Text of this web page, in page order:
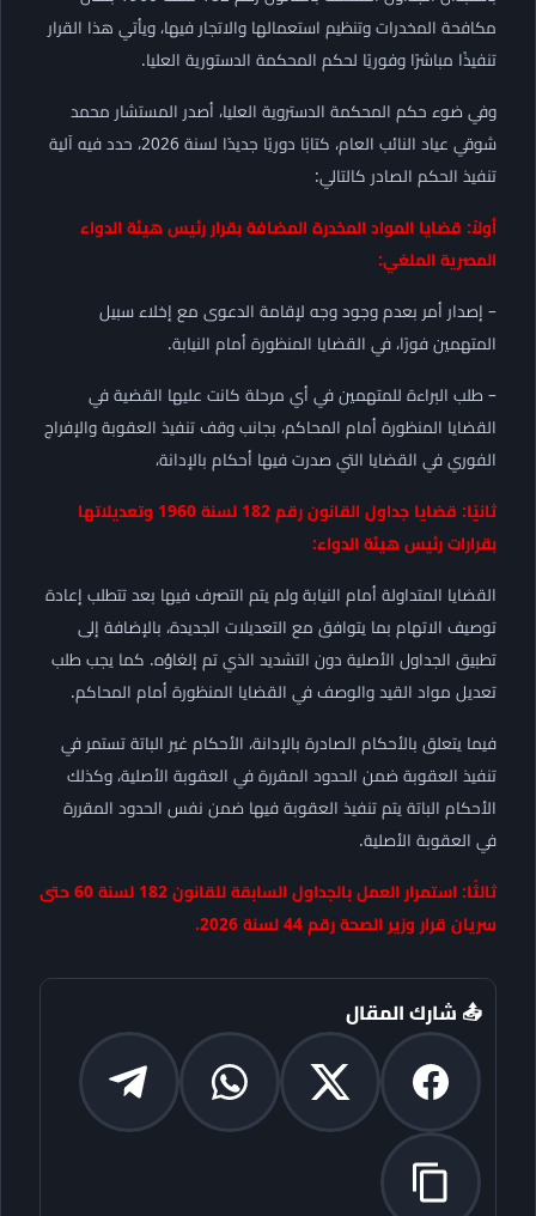
مكافحة المخدرات وتنظيم استعمالها والاتجار فيها، ويأتي هذا القرار
تنفيذًا مباشرًا وفوريًا لحكم المحكمة الدستورية العليا.
وفي ضوء حكم المحكمة الدستروية العليا، أصدر المستشار محمد
شوقي عياد النائب العام، كتابًا دوريًا جديدًا لسنة 2026، حدد فيه آلية
تنفيذ الحكم الصادر كالتالي:
أولاً: قضايا المواد المخدرة المضافة بقرار رئيس هيئة الدواء
المصرية الملغي:
– إصدار أمر بعدم وجود وجه لإقامة الدعوى مع إخلاء سبيل
المتهمين فورًا، في القضايا المنظورة أمام النيابة.
– طلب البراءة للمتهمين في أي مرحلة كانت عليها القضية في
القضايا المنظورة أمام المحاكم، بجانب وقف تنفيذ العقوبة والإفراج
الفوري في القضايا التي صدرت فيها أحكام بالإدانة،
ثانيًا: قضايا جداول القانون رقم 182 لسنة 1960 وتعديلاتها
بقرارات رئيس هيئة الدواء:
القضايا المتداولة أمام النيابة ولم يتم التصرف فيها بعد تتطلب إعادة
توصيف الاتهام بما يتوافق مع التعديلات الجديدة، بالإضافة إلى
تطبيق الجداول الأصلية دون التشديد الذي تم إلغاؤه. كما يجب طلب
تعديل مواد القيد والوصف في القضايا المنظورة أمام المحاكم.
فيما يتعلق بالأحكام الصادرة بالإدانة، الأحكام غير الباتة تستمر في
تنفيذ العقوبة ضمن الحدود المقررة في العقوبة الأصلية، وكذلك
الأحكام الباتة يتم تنفيذ العقوبة فيها ضمن نفس الحدود المقررة
في العقوبة الأصلية.
ثالثًا: استمرار العمل بالجداول السابقة للقانون 182 لسنة 60 حتى
سريان قرار وزير الصحة رقم 44 لسنة 2026.
📤 شارك المقال